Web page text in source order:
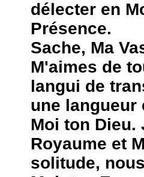
délecter en
Présence.
Sache, Ma
M'aimes de
langui de
une langueur
Moi ton Dieu.
Royaume et
solitude,